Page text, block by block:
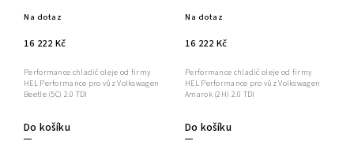
Na dotaz
16 222 Kč
Do košíku
Performance chladič oleje od firmy
HEL Performance pro vůz Volkswagen
Beetle (5C) 2.0 TDI
Na dotaz
16 222 Kč
Do košíku
Performance chladič oleje od firmy
HEL Performance pro vůz Volkswagen
Amarok (2H) 2.0 TDI